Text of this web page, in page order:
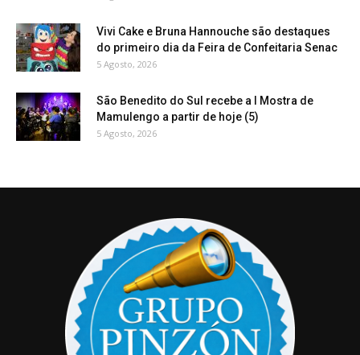
Vivi Cake e Bruna Hannouche são destaques
do primeiro dia da Feira de Confeitaria Senac
5 Agosto, 2026
São Benedito do Sul recebe a I Mostra de
Mamulengo a partir de hoje (5)
5 Agosto, 2026